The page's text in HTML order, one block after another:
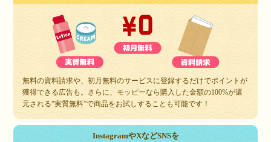
無料の資料請求や、初月無料のサービスに登録するだけでポイントが
獲得できる広告も。さらに、モッピーなら購入した金額の100%が還
元される“実質無料”で商品をお試しすることも可能です！
InstagramやXなどSNSを